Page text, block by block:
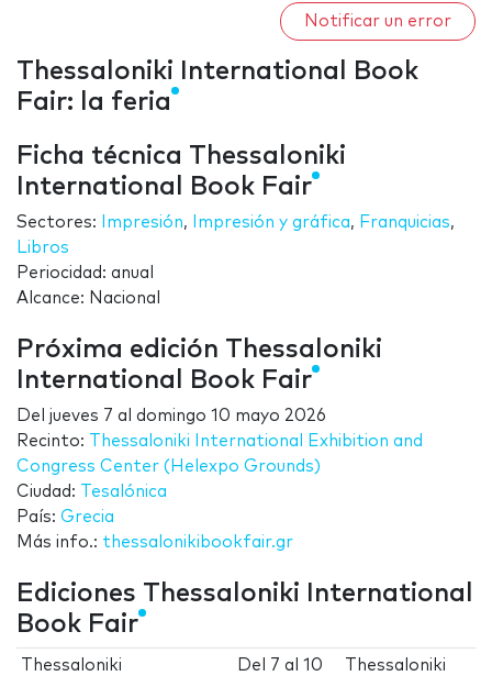
Notificar un error
Thessaloniki International Book
Fair: la feria
Ficha técnica Thessaloniki
International Book Fair
Sectores: Impresión, Impresión y gráfica, Franquicias,
Libros
Periocidad: anual
Alcance: Nacional
Próxima edición Thessaloniki
International Book Fair
Del jueves 7 al domingo 10 mayo 2026
Recinto:
Thessaloniki International Exhibition and
Congress Center (Helexpo Grounds)
Ciudad:
Tesalónica
País: Grecia
Más info.: thessalonikibookfair.gr
Ediciones Thessaloniki International
Book Fair
Thessaloniki
Del 7 al10
Thessaloniki